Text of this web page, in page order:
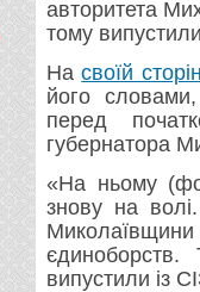
авторитета
тому
Насвоїй
його
перед
губернатора
«На ньому
знову на
єдиноборств.
випустили із